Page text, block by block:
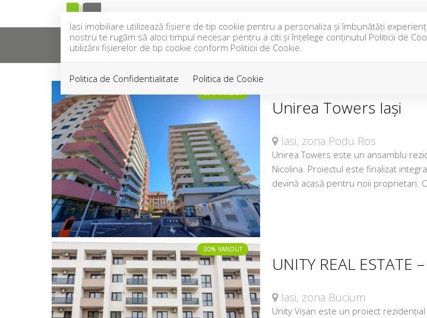
Iasi imobiliare utilizează fişiere de tip cookie pentru a personaliza și îmbunătăți
nostru te rugăm să aloci timpul necesar pentru a citi și înțelege conținutul Politicii de
utilizării fişierelor de tip cookie conform Politicii de Cookie.
Politica de Confidentialitate Politica de Cookie
ACASA VANZARI INCHIRIERI ANSAMBLURI REZIDENTIALE
80% VANDUT
Unirea Towers Iași
Iasi, zona Podu Ros
Unirea Towers este un ansamblu
Nicolina. Proiectul este finalizat
devină acasă pentru noii proprietari.
30% VANDUT
UNITY REAL ESTATE
Iasi, zona Bucium
Unity Vișan este un proiect